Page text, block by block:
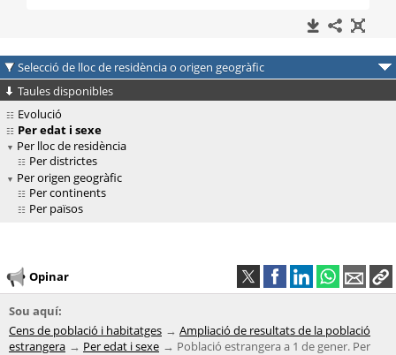
Selecció de lloc de residència o origen geogràfic
Taules disponibles
Evolució
Per edat i sexe
Per lloc de residència
Per districtes
Per origen geogràfic
Per continents
Per països
Opinar
Sou aquí:
Cens de població i habitatges
Ampliació de resultats de la població
estrangera
Per edat i sexe
Població estrangera a 1 de gener. Per